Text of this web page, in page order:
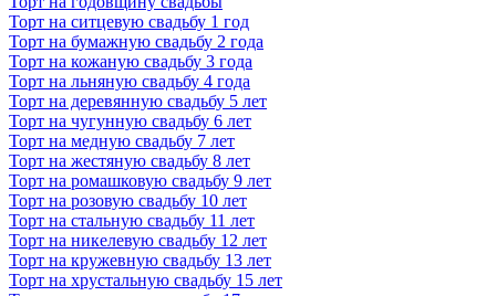
Торт на ситцевую свадьбу 1 год
Торт на бумажную свадьбу 2 года
Торт на кожаную свадьбу 3 года
Торт на льняную свадьбу 4 года
Торт на деревянную свадьбу 5 лет
Торт на чугунную свадьбу 6 лет
Торт на медную свадьбу 7 лет
Торт на жестяную свадьбу 8 лет
Торт на ромашковую свадьбу 9 лет
Торт на розовую свадьбу 10 лет
Торт на стальную свадьбу 11 лет
Торт на никелевую свадьбу 12 лет
Торт на кружевную свадьбу 13 лет
Торт на хрустальную свадьбу 15 лет